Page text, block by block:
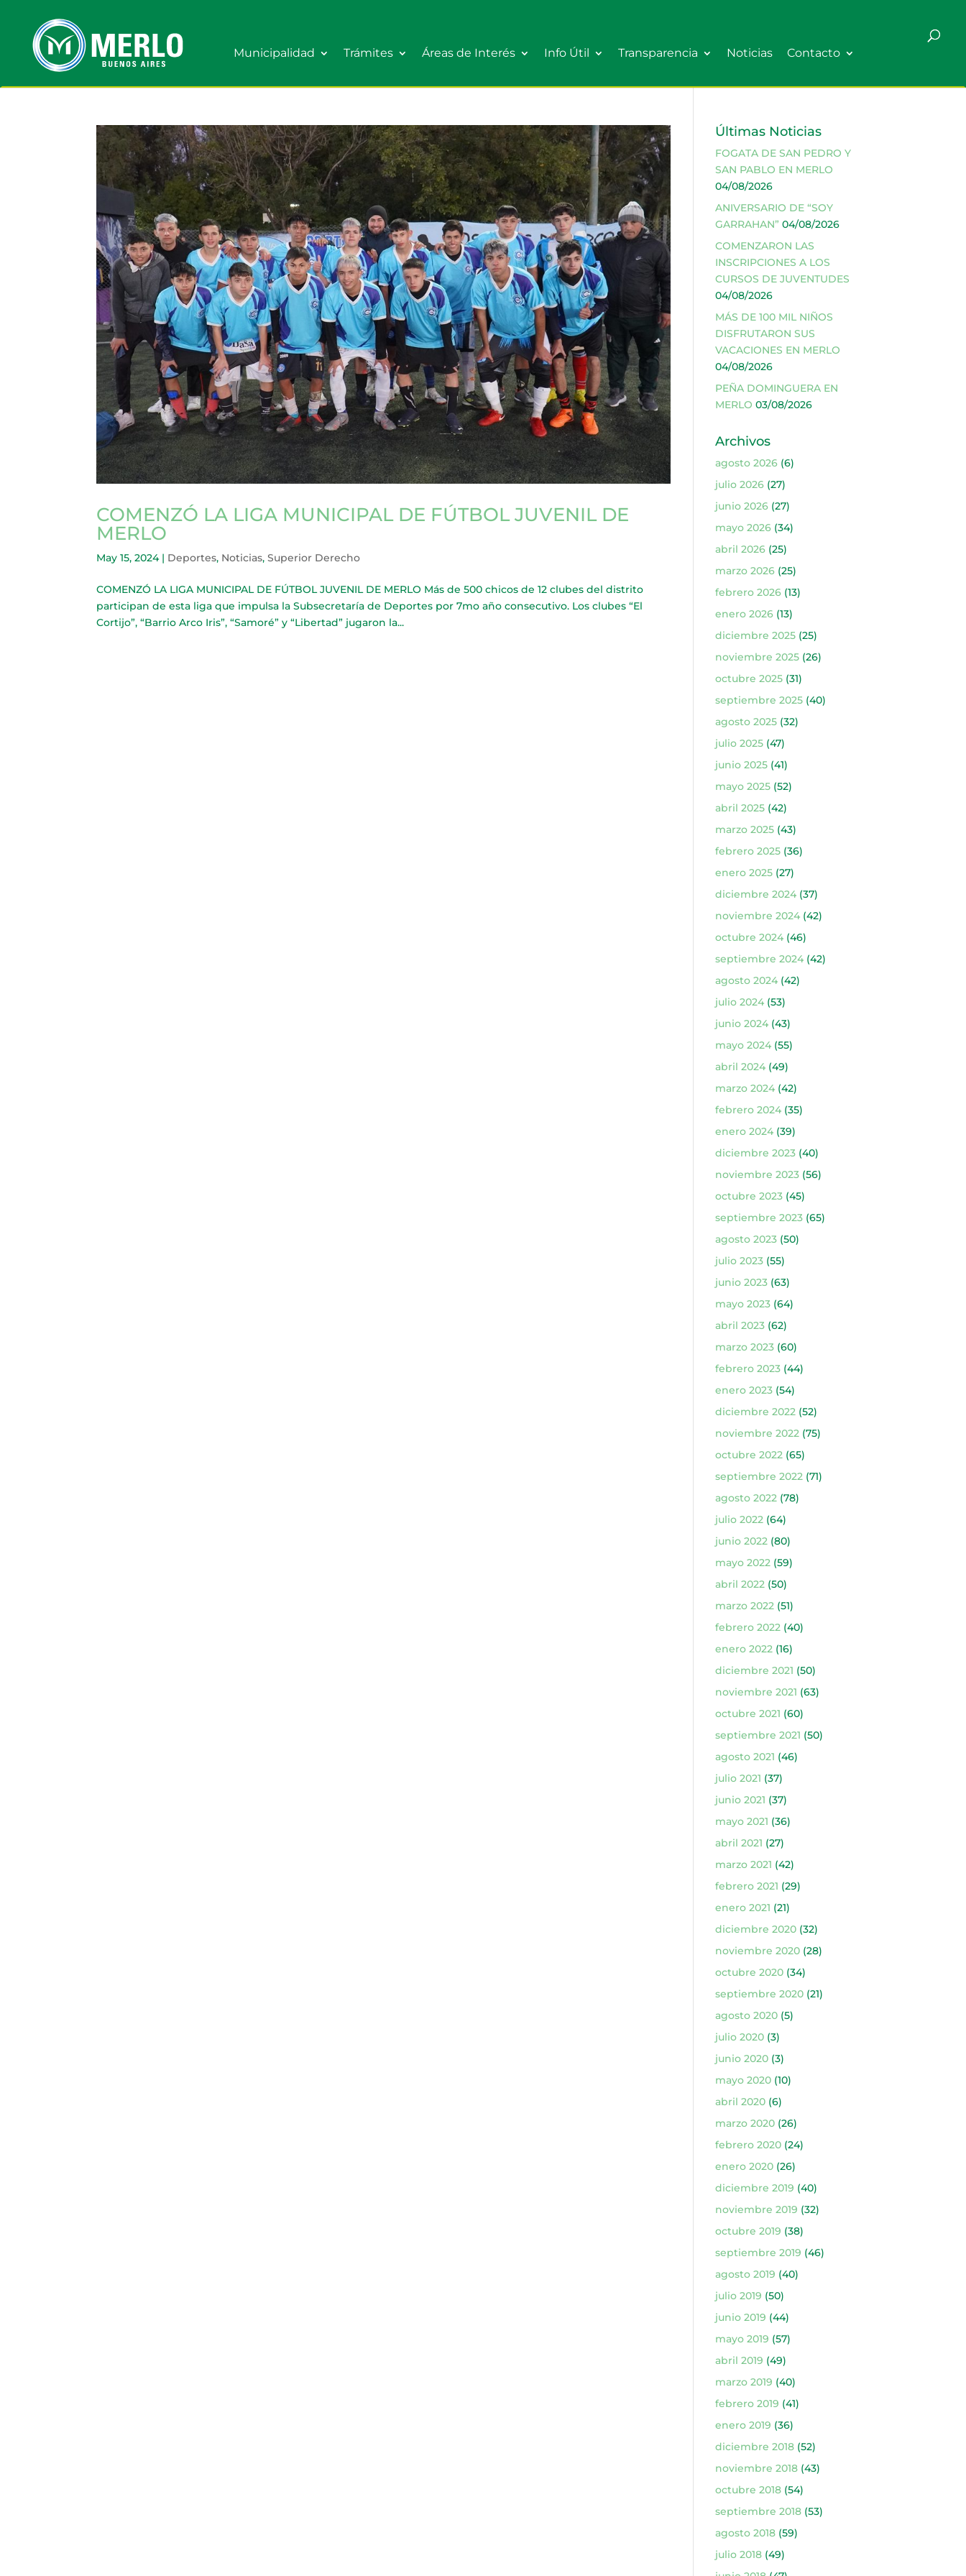
Municipalidad Trámites Áreas de Interés Info Útil Transparencia Noticias Contacto
COMENZÓ LA LIGA MUNICIPAL DE FÚTBOL JUVENIL DE
MERLO
May 15, 2024| Deportes, Noticias,Superior Derecho
COMENZÓ LA LIGA MUNICIPAL DE FÚTBOL JUVENIL DE MERLO Más de 500 chicos de 12 clubes del distrito
participan de esta liga que impulsa la Subsecretaría de Deportes por 7mo año consecutivo. Los clubes “El
Cortijo”, “Barrio Arco Iris”, “Samoré” y “Libertad” jugaron la...
Últimas Noticias
FOGATA DE SAN PEDRO Y
SAN PABLO EN MERLO
04/08/2026
ANIVERSARIO DE “SOY
GARRAHAN” 04/08/2026
COMENZARON LAS
INSCRIPCIONES A LOS
CURSOS DE JUVENTUDES
04/08/2026
MÁS DE 100 MIL NIÑOS
DISFRUTARON SUS
VACACIONES EN MERLO
04/08/2026
PEÑA DOMINGUERA EN
MERLO 03/08/2026
Archivos
agosto 2026(6)
julio 2026(27)
junio 2026(27)
mayo 2026(34)
abril 2026(25)
marzo 2026(25)
febrero 2026(13)
enero 2026(13)
diciembre 2025(25)
noviembre 2025(26)
octubre 2025(31)
septiembre 2025(40)
agosto 2025(32)
julio 2025(47)
junio 2025(41)
mayo 2025(52)
abril 2025(42)
marzo 2025(43)
febrero 2025(36)
enero 2025(27)
diciembre 2024(37)
noviembre 2024(42)
octubre 2024(46)
septiembre 2024(42)
agosto 2024(42)
julio 2024(53)
junio 2024(43)
mayo 2024(55)
abril 2024(49)
marzo 2024(42)
febrero 2024(35)
enero 2024(39)
diciembre 2023(40)
noviembre 2023(56)
octubre 2023(45)
septiembre 2023(65)
agosto 2023(50)
julio 2023(55)
junio 2023(63)
mayo 2023(64)
abril 2023(62)
marzo 2023(60)
febrero 2023(44)
enero 2023(54)
diciembre 2022(52)
noviembre 2022(75)
octubre 2022(65)
septiembre 2022(71)
agosto 2022(78)
julio 2022(64)
junio 2022(80)
mayo 2022(59)
abril 2022(50)
marzo 2022(51)
febrero 2022(40)
enero 2022(16)
diciembre 2021 (50)
noviembre 2021 (63)
octubre 2021 (60)
septiembre 2021 (50)
agosto 2021 (46)
julio 2021 (37)
junio 2021 (37)
mayo 2021 (36)
abril 2021 (27)
marzo 2021 (42)
febrero 2021 (29)
enero 2021 (21)
diciembre 2020(32)
noviembre 2020(28)
octubre 2020(34)
septiembre 2020(21)
agosto 2020(5)
julio 2020(3)
junio 2020(3)
mayo 2020(10)
abril 2020(6)
marzo 2020(26)
febrero 2020(24)
enero 2020(26)
diciembre 2019 (40)
noviembre 2019 (32)
octubre 2019 (38)
septiembre 2019 (46)
agosto 2019 (40)
julio 2019 (50)
junio 2019 (44)
mayo 2019 (57)
abril 2019 (49)
marzo 2019 (40)
febrero 2019 (41)
enero 2019 (36)
diciembre 2018(52)
noviembre 2018(43)
octubre 2018(54)
septiembre 2018(53)
agosto 2018(59)
julio 2018(49)